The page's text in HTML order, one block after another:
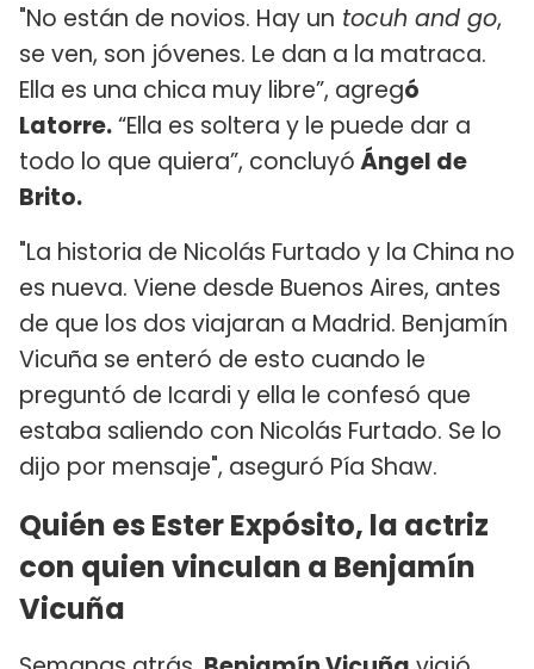
"No están de novios. Hay un tocuh and go,
se ven, son jóvenes. Le dan a la matraca.
Ella es una chica muy libre”, agregó
Latorre.“Ella es soltera y le puede dar a
todo lo que quiera”, concluyóÁngel de
Brito.
"La historia de Nicolás Furtado y la China no
es nueva. Viene desde Buenos Aires, antes
de que los dos viajaran a Madrid. Benjamín
Vicuña se enteró de esto cuando le
preguntó de Icardi y ella le confesó que
estaba saliendo con Nicolás Furtado. Se lo
dijo por mensaje", aseguró Pía Shaw.
Quién es Ester Expósito, la actriz
con quien vinculan a Benjamín
Vicuña